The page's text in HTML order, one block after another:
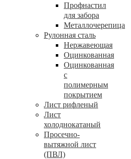
Профнастил
для забора
Металлочерепица
Рулонная сталь
Нержавеющая
Оцинкованная
Оцинкованная
с
полимерным
покрытием
Лист рифленый
Лист
холоднокатаный
Просечно-
вытяжной лист
(ПВЛ)